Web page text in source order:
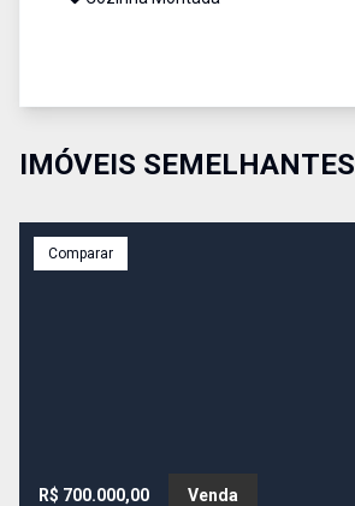
IMÓVEIS SEMELHANTES
Comparar
R$ 700.000,00 Venda